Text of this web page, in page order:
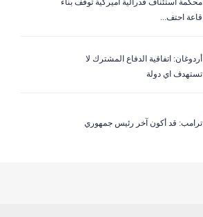
قاعة احتف...
أردوغان: اتفاقية الدفاع المشترك لا
تستهدف اي دولة
ترامب: قد أكون آخر رئيس جمهوري